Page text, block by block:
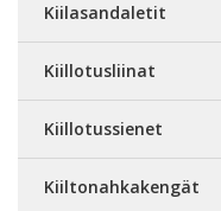
Kiilasandaletit
Kiillotusliinat
Kiillotussienet
Kiiltonahkakengät